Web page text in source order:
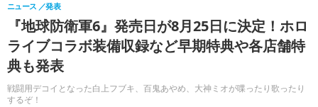
『地球防衛軍6』発売日が8月25日に決定！ホロ
ライブコラボ装備収録など早期特典や各店舗特
典も発表
戦闘用デコイとなった白上フブキ、百鬼あやめ、大神ミオが喋ったり歌ったり
するぞ！
ニュース 発表